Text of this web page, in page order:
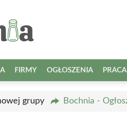
FIRMY OGŁOSZENIA PRACA
grupy Bochnia -